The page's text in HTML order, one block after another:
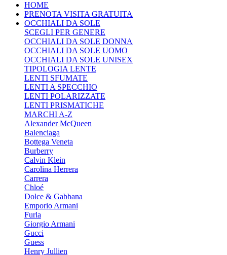
HOME
PRENOTA VISITA GRATUITA
OCCHIALI DA SOLE
SCEGLI PER GENERE
OCCHIALI DA SOLE DONNA
OCCHIALI DA SOLE UOMO
OCCHIALI DA SOLE UNISEX
TIPOLOGIA LENTE
LENTI SFUMATE
LENTI A SPECCHIO
LENTI POLARIZZATE
LENTI PRISMATICHE
MARCHI A-Z
Alexander McQueen
Balenciaga
Bottega Veneta
Burberry
Calvin Klein
Carolina Herrera
Carrera
Chloé
Dolce & Gabbana
Emporio Armani
Furla
Giorgio Armani
Gucci
Guess
Henry Jullien